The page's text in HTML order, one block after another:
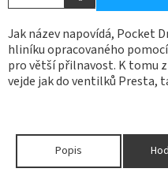
Jak název napovídá, Pocket
hliníku opracovaného
pro větší přilnavost. K tomu
vejde jak do ventilků Presta,
Popis